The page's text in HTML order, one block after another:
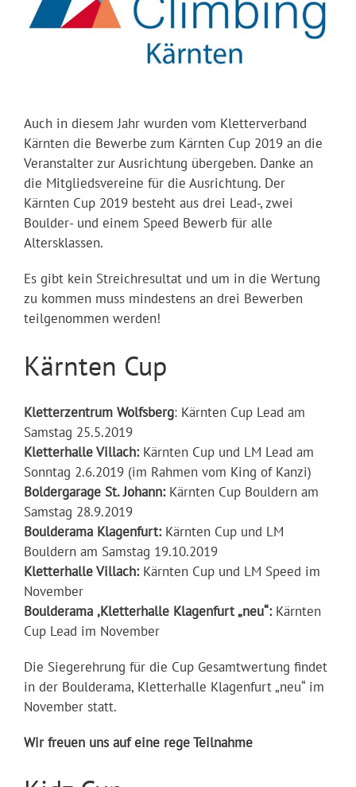
Auch in diesem Jahr wurden vom Kletterverband
Kärnten die Bewerbe zum Kärnten Cup 2019 an die
Veranstalter zur Ausrichtung übergeben. Danke an
die Mitgliedsvereine für die Ausrichtung. Der
Kärnten Cup 2019 besteht aus drei Lead-, zwei
Boulder- und einem Speed Bewerb für alle
Altersklassen.
Es gibt kein Streichresultat und um in die Wertung
zu kommen muss mindestens an drei Bewerben
teilgenommen werden!
Kärnten Cup
Kletterzentrum Wolfsberg: Kärnten Cup Lead am
Samstag 25.5.2019
Kletterhalle Villach:Kärnten Cup und LM Lead am
Sonntag 2.6.2019 (im Rahmen vom King of Kanzi)
Boldergarage St. Johann:Kärnten Cup Bouldern am
Samstag 28.9.2019
Boulderama Klagenfurt:Kärnten Cup und LM
Bouldern am Samstag 19.10.2019
Kletterhalle Villach:Kärnten Cup und LM Speed im
November
Boulderama ,Kletterhalle Klagenfurt „neu“:Kärnten
Cup Lead im November
Die Siegerehrung für die Cup Gesamtwertung findet
in der Boulderama, Kletterhalle Klagenfurt „neu“ im
November statt.
Wir freuen uns auf eine rege Teilnahme